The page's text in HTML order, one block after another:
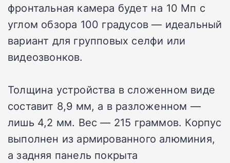
фронтальная камера будет на 10 Мп с
углом обзора 100 градусов — идеальный
вариант для групповых селфи или
видеозвонков.
Толщина устройства в сложенном виде
составит 8,9 мм, а в разложенном —
лишь 4,2 мм. Вес — 215 граммов. Корпус
выполнен из армированного алюминия,
а задняя панель покрыта